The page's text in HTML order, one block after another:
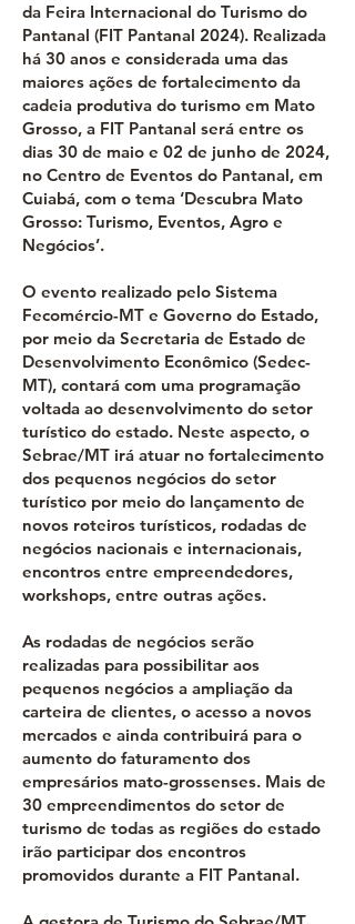
da Feira Internacional do Turismo do
Pantanal (FIT Pantanal 2024). Realizada
há 30 anos e considerada uma das
maiores ações de fortalecimento da
cadeia produtiva do turismo em Mato
Grosso, a FIT Pantanal será entre os
dias 30 de maio e 02 de junho de 2024,
no Centro de Eventos do Pantanal, em
Cuiabá, com o tema ‘Descubra Mato
Grosso: Turismo, Eventos, Agro e
Negócios’.
O evento realizado pelo Sistema
Fecomércio-MT e Governo do Estado,
por meio da Secretaria de Estado de
Desenvolvimento Econômico (Sedec-
MT), contará com uma programação
voltada ao desenvolvimento do setor
turístico do estado. Neste aspecto, o
Sebrae/MT irá atuar no fortalecimento
dos pequenos negócios do setor
turístico por meio do lançamento de
novos roteiros turísticos, rodadas de
negócios nacionais e internacionais,
encontros entre empreendedores,
workshops, entre outras ações.
As rodadas de negócios serão
realizadas para possibilitar aos
pequenos negócios a ampliação da
carteira de clientes, o acesso a novos
mercados e ainda contribuirá para o
aumento do faturamento dos
empresários mato-grossenses. Mais de
30 empreendimentos do setor de
turismo de todas as regiões do estado
irão participar dos encontros
promovidos durante a FIT Pantanal.